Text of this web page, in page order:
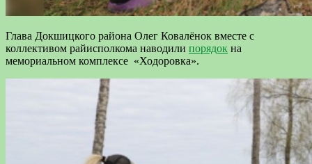
Глава Докшицкого района Олег Ковалёнок вместе с
коллективом райисполкома наводили порядок на
мемориальном комплексе «Ходоровка».